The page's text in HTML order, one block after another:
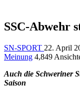
SSC-Abwehr
SN-SPORT 22. April
Meinung 4,849
Auch die Schweriner
Saison